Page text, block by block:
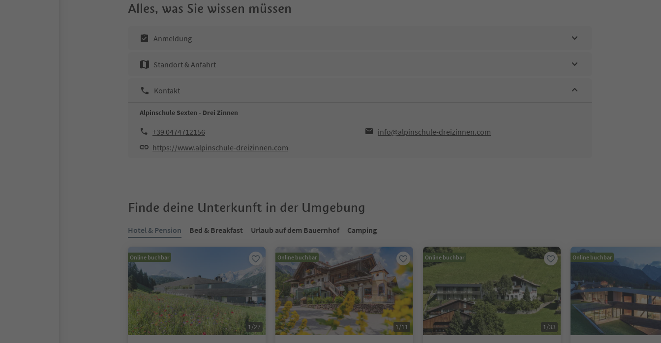
Alles, was Sie wissen müssen
Anmeldung
Standort & Anfahrt
Kontakt
Alpinschule Sexten - Drei Zinnen
+39 0474712156
info@alpinschule-dreizinnen.com
https://www.alpinschule-dreizinnen.com
Finde deine Unterkunft in der Umgebung
Hotel & Pension Bed & Breakfast Urlaub auf dem Bauernhof Camping
Online buchbar
1/27
Online buchbar
1/11
Online buchbar
1/33
Online buchbar